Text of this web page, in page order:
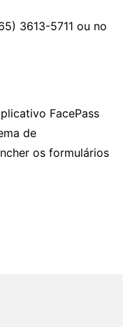
3613-5711 ou no
FacePass
de
os formulários